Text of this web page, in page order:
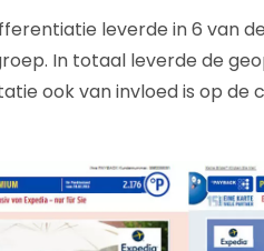
leverde in 6 van
In totaal leverde de
ook van invloed is op de